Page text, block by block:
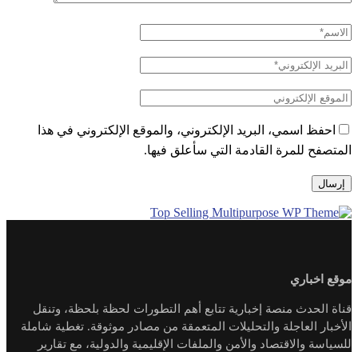
احفظ اسمي، البريد الإلكتروني، والموقع الإلكتروني في هذا
المتصفح للمرة القادمة التي سأعلق فيها.
موقع اخباري
قناة الحدث منصة إخبارية تتابع أهم التطورات لحظة بلحظة، وتنقل
الأخبار العاجلة والتحليلات المتعمقة من مصادر موثوقة. تغطية شاملة
للسياسة والاقتصاد والأمن والملفات الإقليمية والدولية، مع تقارير